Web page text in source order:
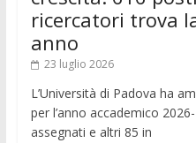
ricercatori trova
anno
23 luglio 2026
L’Università di Padova ha
per l’anno accademico
assegnati e altri 85 in